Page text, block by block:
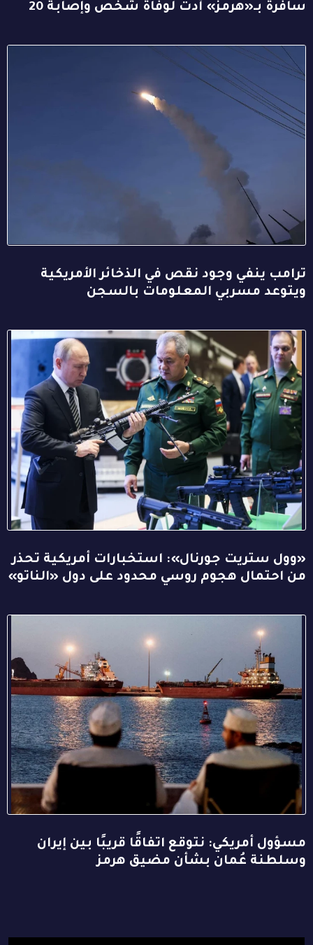
سافرة بـ«هرمز» أدت لوفاة شخص وإصابة 20
ترامب ينفي وجود نقص في الذخائر الأمريكية
ويتوعد مسربي المعلومات بالسجن
«وول ستريت جورنال»: استخبارات أمريكية تحذر
من احتمال هجوم روسي محدود على دول «الناتو»
مسؤول أمريكي: نتوقع اتفاقًا قريبًا بين إيران
وسلطنة عُمان بشأن مضيق هرمز